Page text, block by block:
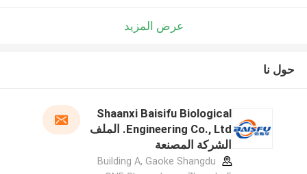
عرض المزيد
حول نا
Shaanxi Baisifu Biological
Engineering Co., Ltd. الملف
الشركة المصنعة
Building A, Gaoke Shangdu